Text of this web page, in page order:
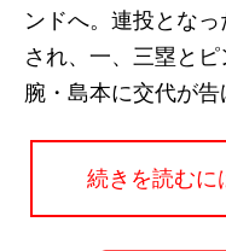
ンドへ。連投とな
され、一、三塁と
腕・島本に交代が
続きを読むに